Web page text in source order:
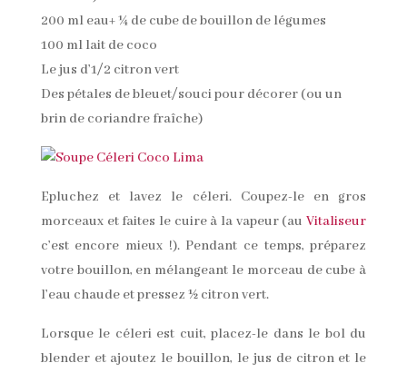
200 ml eau+ ¼ de cube de bouillon de légumes
100 ml lait de coco
Le jus d’1/2 citron vert
Des pétales de bleuet/souci pour décorer (ou un
brin de coriandre fraîche)
Epluchez et lavez le céleri. Coupez-le en gros
morceaux et faites le cuire à la vapeur (auVitaliseur
c’est encore mieux !). Pendant ce temps, préparez
votre bouillon, en mélangeant le morceau de cube à
l’eau chaude et pressez ½ citron vert.
Lorsque le céleri est cuit, placez-le dans le bol du
blender et ajoutez le bouillon, le jus de citron et le